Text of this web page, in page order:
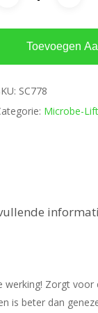
Toevoegen
SC778
Microbe-Lift
Zorgt
is beter dan